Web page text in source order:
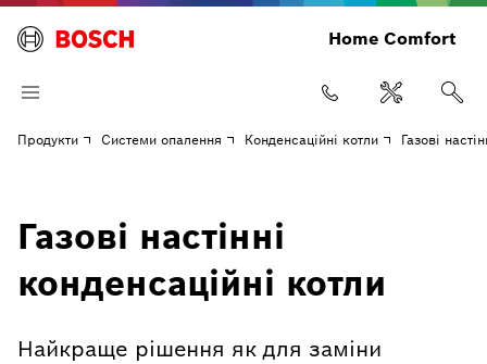
Home Comfort
Продукти Системи опалення Конденсаційні котли Газові
Газові настінні
конденсаційні котли
Найкраще рішення як для заміни